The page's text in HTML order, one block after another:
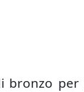
bronzo per